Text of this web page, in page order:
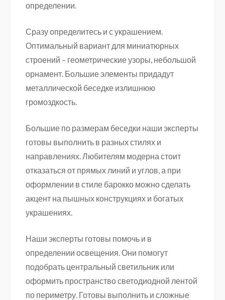
определении.
Сразу определитесь и с украшением.
Оптимальный вариант для миниатюрных
строений – геометрические узоры, небольшой
орнамент. Большие элементы придадут
металлической беседке излишнюю
громоздкость.
Большие по размерам беседки наши эксперты
готовы выполнить в разных стилях и
направлениях. Любителям модерна стоит
отказаться от прямых линий и углов, а при
оформлении в стиле барокко можно сделать
акцент на пышных конструкциях и богатых
украшениях.
Наши эксперты готовы помочь и в
определении освещения. Они помогут
подобрать центральный светильник или
оформить пространство светодиодной лентой
по периметру. Готовы выполнить и сложные